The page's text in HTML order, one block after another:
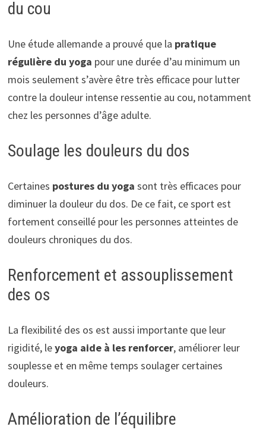
du cou
Une étude allemande a prouvé que la pratique
régulière du yoga pour une durée d’au minimum un
mois seulement s’avère être très efficace pour lutter
contre la douleur intense ressentie au cou, notamment
chez les personnes d’âge adulte.
Soulage les douleurs du dos
Certaines postures du yoga sont très efficaces pour
diminuer la douleur du dos. De ce fait, ce sport est
fortement conseillé pour les personnes atteintes de
douleurs chroniques du dos.
Renforcement et assouplissement
des os
La flexibilité des os est aussi importante que leur
rigidité, leyoga aide à les renforcer, améliorer leur
souplesse et en même temps soulager certaines
douleurs.
Amélioration de l’équilibre